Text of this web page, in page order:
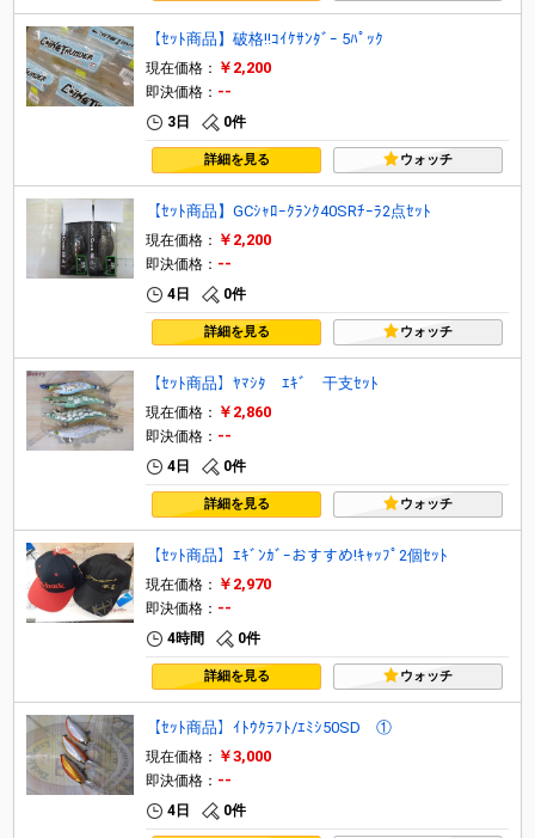
【ｾｯﾄ商品】破格!!ｺｲｹｻﾝﾀﾞｰ 5ﾊﾟｯｸ
現在価格： ￥2,200
即決価格： --
3日 0件
詳細を見る ウォッチ
【ｾｯﾄ商品】GCｼｬﾛｰｸﾗﾝｸ40SRﾁｰﾗ2点ｾｯﾄ
現在価格： ￥2,200
即決価格： --
4日 0件
詳細を見る ウォッチ
【ｾｯﾄ商品】ﾔﾏｼﾀ ｴｷﾞ 干支ｾｯﾄ
現在価格： ￥2,860
即決価格： --
4日 0件
詳細を見る ウォッチ
【ｾｯﾄ商品】ｴｷﾞﾝｶﾞｰおすすめ!ｷｬｯﾌﾟ2個ｾｯﾄ
現在価格： ￥2,970
即決価格： --
4時間 0件
詳細を見る ウォッチ
【ｾｯﾄ商品】ｲﾄｳｸﾗﾌﾄ/ｴﾐｼ50SD ①
現在価格： ￥3,000
即決価格： --
4日 0件